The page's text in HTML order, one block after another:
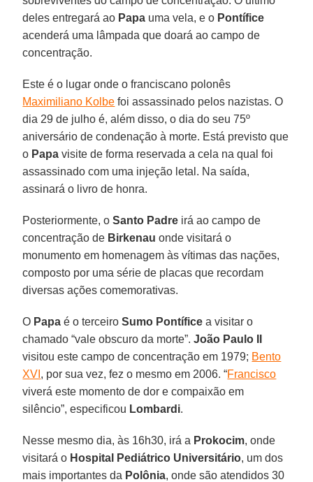
deles entregará ao Papa uma vela, e o Pontífice
acenderá uma lâmpada que doará ao campo de
concentração.
Este é o lugar onde o franciscano polonês
Maximiliano Kolbe foi assassinado pelos nazistas. O
dia 29 de julho é, além disso, o dia do seu 75º
aniversário de condenação à morte. Está previsto que
o Papa visite de forma reservada a cela na qual foi
assassinado com uma injeção letal. Na saída,
assinará o livro de honra.
Posteriormente, oSanto Padre irá ao campo de
concentração de Birkenau onde visitará o
monumento em homenagem às vítimas das nações,
composto por uma série de placas que recordam
diversas ações comemorativas.
O Papa é o terceiroSumo Pontífice a visitar o
chamado “vale obscuro da morte”.João Paulo II
visitou este campo de concentração em 1979; Bento
XVI , por sua vez, fez o mesmo em 2006. “Francisco
viverá este momento de dor e compaixão em
silêncio”, especificou Lombardi.
Nesse mesmo dia, às 16h30, irá a Prokocim, onde
visitará o Hospital Pediátrico Universitário, um dos
mais importantes da Polônia, onde são atendidos 30